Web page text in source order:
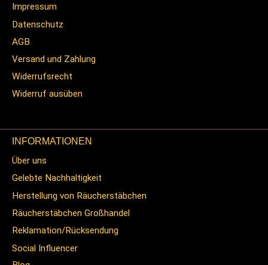
Impressum
Datenschutz
AGB
Versand und Zahlung
Widerrufsrecht
Widerruf ausüben
INFORMATIONEN
Über uns
Gelebte Nachhaltigkeit
Herstellung von Räucherstäbchen
Räucherstäbchen Großhandel
Reklamation/Rücksendung
Social Influencer